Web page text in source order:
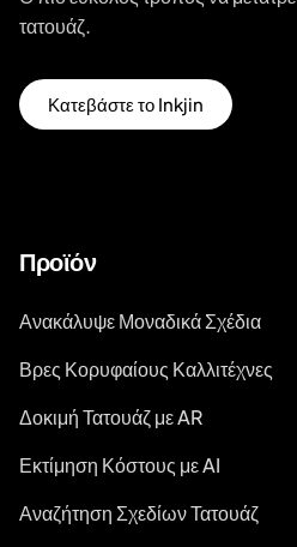
τατουάζ.
Κατεβάστε το Inkjin
Προϊόν
Ανακάλυψε Μοναδικά Σχέδια
Βρες Κορυφαίους Καλλιτέχνες
Δοκιμή Τατουάζ με AR
Εκτίμηση Κόστους με AI
Αναζήτηση Σχεδίων Τατουάζ